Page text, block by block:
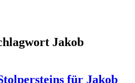
Jakob
für Jakob